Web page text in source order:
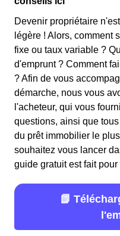
Devenir propriétaire
légère ! Alors, comment
fixe ou taux variable ?
d'emprunt ? Comment
? Afin de vous
démarche, nous vous
l'acheteur, qui vous
questions, ainsi que
du prêt immobilier le
souhaitez vous lancer
guide gratuit est fait pour
📗